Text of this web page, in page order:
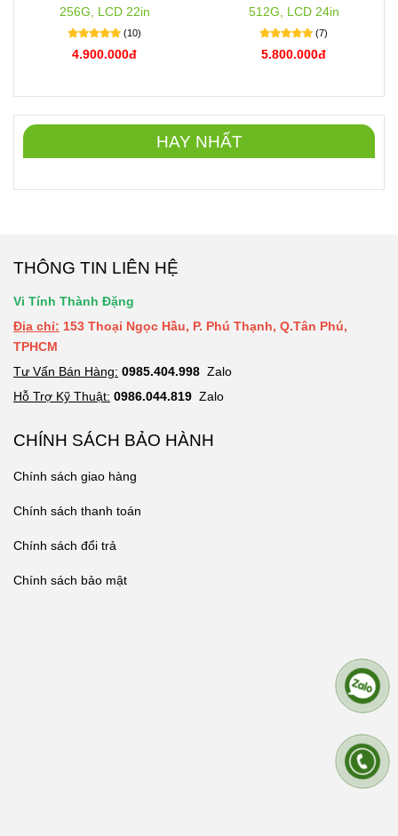
256G, LCD 22in
(10)
4.900.000đ
512G, LCD 24in
(7)
5.800.000đ
HAY NHẤT
THÔNG TIN LIÊN HỆ
Vi Tính Thành Đặng
Địa chỉ: 153 Thoại Ngọc Hầu, P. Phú Thạnh, Q.Tân Phú,
TPHCM
Tư Vấn Bán Hàng: 0985.404.998 Zalo
Hỗ Trợ Kỹ Thuật: 0986.044.819 Zalo
CHÍNH SÁCH BẢO HÀNH
Chính sách giao hàng
Chính sách thanh toán
Chính sách đổi trả
Chính sách bảo mật